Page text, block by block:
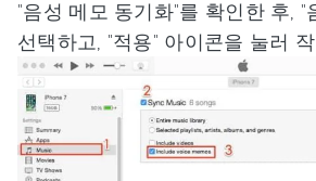
"음성 메모 동기화"를 확인한 후, "
선택하고, "적용" 아이콘을 눌러